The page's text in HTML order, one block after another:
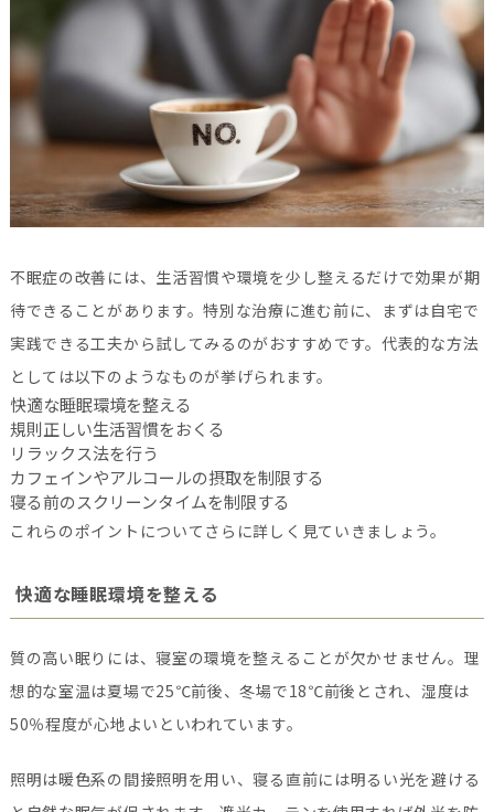
不眠症の改善には、生活習慣や環境を少し整えるだけで効果が期
待できることがあります。特別な治療に進む前に、まずは自宅で
実践できる工夫から試してみるのがおすすめです。代表的な方法
としては以下のようなものが挙げられます。
快適な睡眠環境を整える
規則正しい生活習慣をおくる
リラックス法を行う
カフェインやアルコールの摂取を制限する
寝る前のスクリーンタイムを制限する
これらのポイントについてさらに詳しく見ていきましょう。
快適な睡眠環境を整える
質の高い眠りには、寝室の環境を整えることが欠かせません。理
想的な室温は夏場で25℃前後、冬場で18℃前後とされ、湿度は
50％程度が心地よいといわれています。
照明は暖色系の間接照明を用い、寝る直前には明るい光を避ける